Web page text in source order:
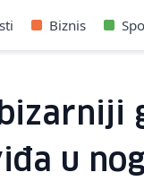
Biznis
u